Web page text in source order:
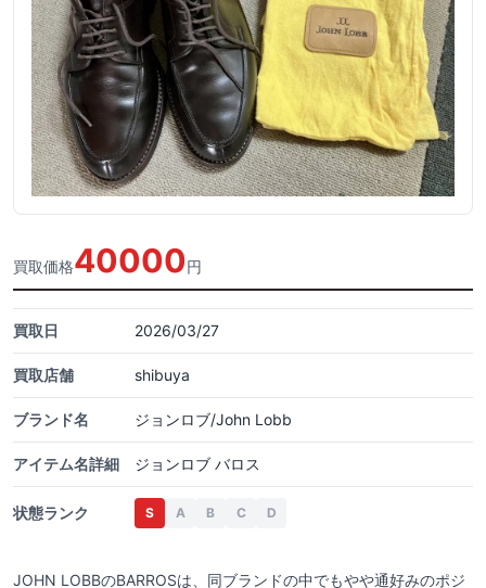
買取価格40000円
買取日 2026/03/27
買取店舗 shibuya
ブランド名 ジョンロブ/John Lobb
アイテム名詳細 ジョンロブ バロス
状態ランク S A B C D
JOHN LOBBのBARROSは、同ブランドの中でもやや通好みのポジ